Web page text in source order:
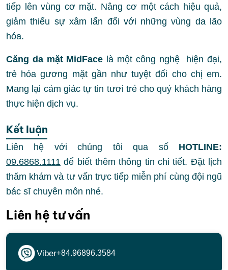
tiếp lên vùng cơ mặt. Nâng cơ một cách hiệu quả,
giảm thiểu sự xâm lấn đối với những vùng da lão
hóa.
Căng da mặt MidFace là một công nghệ hiện đại,
trẻ hóa gương mặt gần như tuyệt đối cho chị em.
Mang lại cảm giác tự tin tươi trẻ cho quý khách hàng
thực hiện dịch vụ.
Kết luận
Liên hệ với chúng tôi qua số HOTLINE:
09.6868.1111 để biết thêm thông tin chi tiết. Đặt lịch
thăm khám và tư vấn trực tiếp miễn phí cùng đội ngũ
bác sĩ chuyên môn nhé.
Liên hệ tư vấn
Viber+84.96896.3584